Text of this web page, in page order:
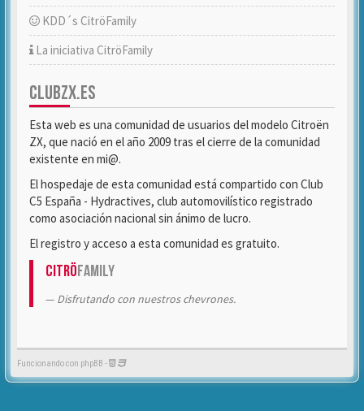
KDD´s CitröFamily
La iniciativa CitröFamily
CLUBZX.ES
Esta web es una comunidad de usuarios del modelo Citroën
ZX, que nació en el año 2009 tras el cierre de la comunidad
existente en mi@.
El hospedaje de esta comunidad está compartido con Club
C5 España - Hydractives, club automovilístico registrado
como asociación nacional sin ánimo de lucro.
El registro y acceso a esta comunidad es gratuito.
CitröFamily
Disfrutando con nuestros chevrones.
Funcionando con phpBB -